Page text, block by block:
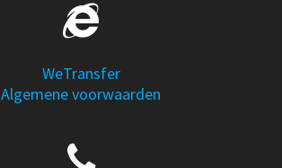
WeTransfer
Algemene voorwaarden